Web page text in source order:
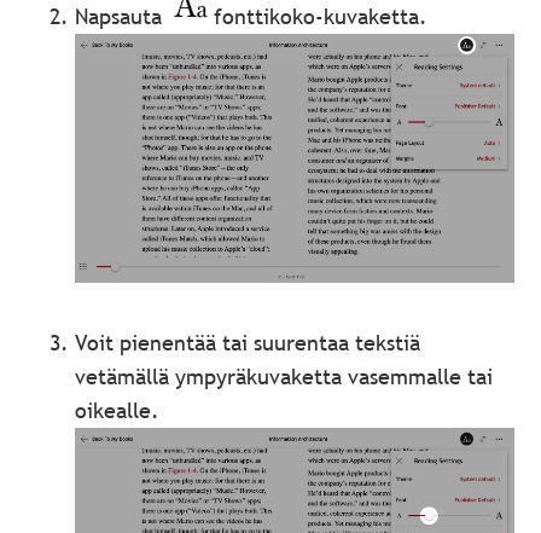
Napsauta
fonttikoko-kuvaketta.
Voit pienentää tai suurentaa tekstiä
vetämällä ympyräkuvaketta vasemmalle tai
oikealle.